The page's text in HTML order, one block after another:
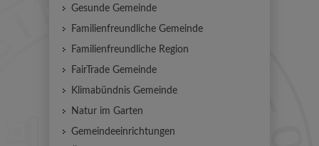
Gesunde Gemeinde
Familienfreundliche Gemeinde
Familienfreundliche Region
FairTrade Gemeinde
Klimabündnis Gemeinde
Natur im Garten
Gemeindeeinrichtungen